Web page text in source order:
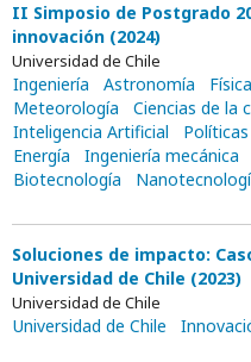
II Simposio de Postgrado
innovación (2024)
Universidad de Chile
Ingeniería Astronomía Física
Meteorología
Ciencias de la
Inteligencia Artificial
Energía
Ingeniería mecánica
Biotecnología
Soluciones de impacto:
Universidad de Chile (2023)
Universidad de Chile
Universidad de Chile